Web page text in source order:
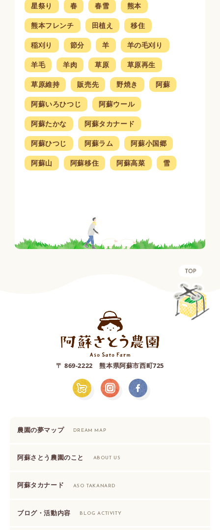
星祭り 春 春雪 熊本
熊本フレンチ 田植え 移住
稲刈り 節分 羊 羊の毛刈り
羊毛 羊肉 草原 草原再生
草原維持 販売先 野焼き 阿蘇
阿蘇いろひつじ 阿蘇ウール
阿蘇たかな 阿蘇タカナード
阿蘇ひつじ 阿蘇ラム 阿蘇小国郷
阿蘇山 阿蘇移住 阿蘇高菜 雪
〒 869-2222 熊本県阿蘇市西町725
農園の夢マップ DREAM MAP
阿蘇さとう農園のこと ABOUT US
阿蘇タカナード ASO TAKANARD
ブログ・活動内容 BLOG ACTIVITY